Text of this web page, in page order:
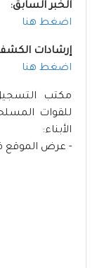
الخبر السابق:
اضغط هنا
إرشادات
اضغط هنا
مكتب
للقوات
الأبناء:
- عرض الموقع